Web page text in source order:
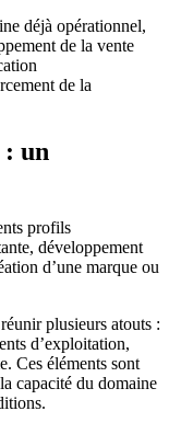
déjà opérationnel,
de la vente
de la
: un
profils
développement
d’une marque ou
plusieurs atouts :
d’exploitation,
Ces éléments sont
capacité du domaine